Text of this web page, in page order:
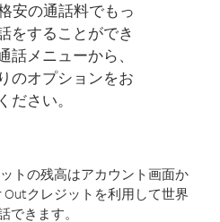
安の通話料でもっ
をすることができ
話メニューから、
のオプションをお
ださい。
トの残高はアカウント画面か
クレジットを利用して世界
できます。